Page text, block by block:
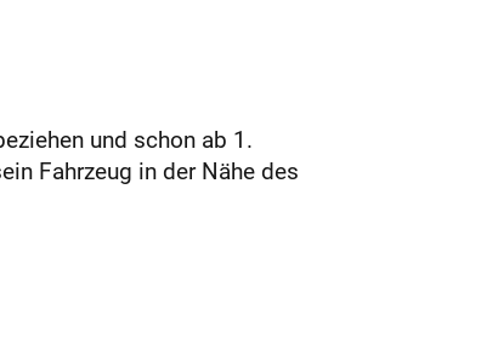
und schon ab 1.
Fahrzeug in der Nähe des